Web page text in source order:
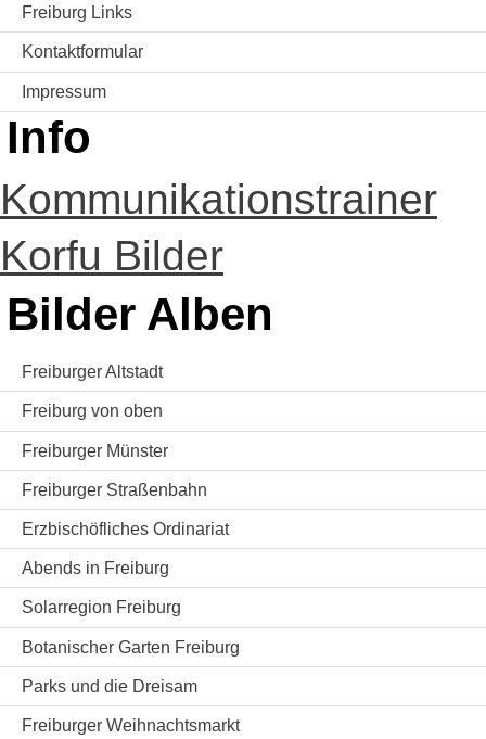
Freiburg Links
Kontaktformular
Impressum
Info
Kommunikationstrainer
Korfu Bilder
Bilder Alben
Freiburger Altstadt
Freiburg von oben
Freiburger Münster
Freiburger Straßenbahn
Erzbischöfliches Ordinariat
Abends in Freiburg
Solarregion Freiburg
Botanischer Garten Freiburg
Parks und die Dreisam
Freiburger Weihnachtsmarkt